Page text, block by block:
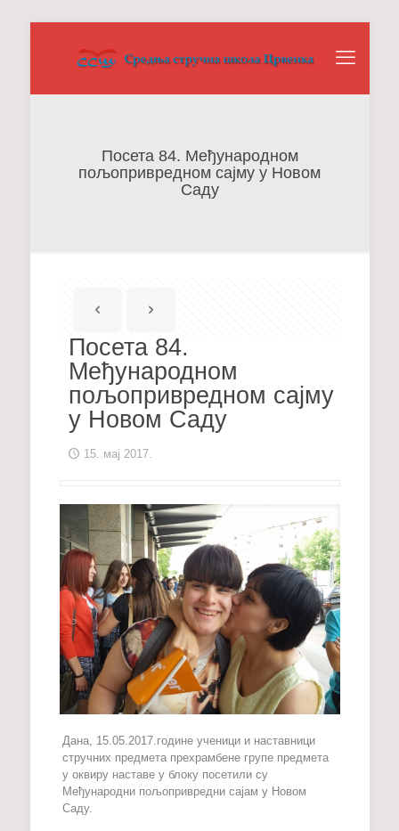
Посета 84. Међународном
пољопривредном сајму у Новом
Саду
Посета 84.
Међународном
пољопривредном сајму
у Новом Саду
15. мај 2017.
Дана, 15.05.2017.године ученици и наставници
стручних предмета прехрамбене групе предмета
у оквиру наставе у блоку посетили су
Међународни пољопривредни сајам у Новом
Саду.